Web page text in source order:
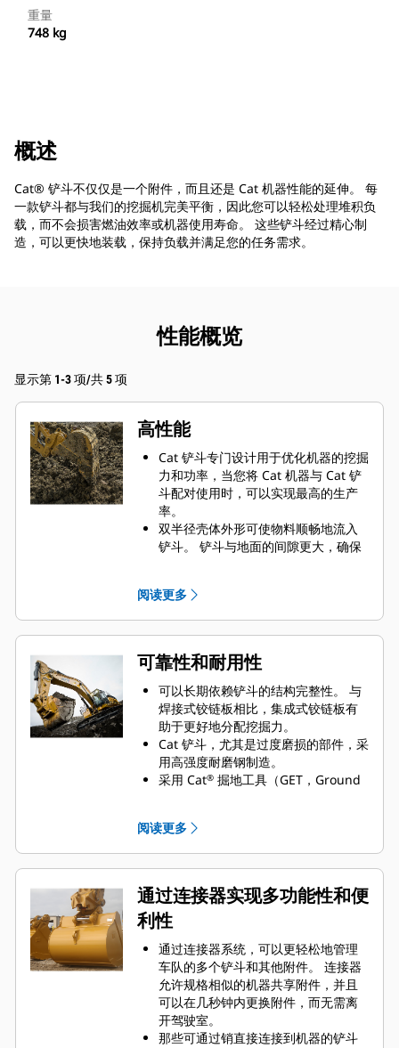
重量
748 kg
概述
Cat® 铲斗不仅仅是一个附件，而且还是 Cat 机器性能的延伸。 每
一款铲斗都与我们的挖掘机完美平衡，因此您可以轻松处理堆积负
载，而不会损害燃油效率或机器使用寿命。 这些铲斗经过精心制
造，可以更快地装载，保持负载并满足您的任务需求。
性能概览
显示第 1-3 项/共 5 项
高性能
Cat 铲斗专门设计用于优化机器的挖掘
力和功率，当您将 Cat 机器与 Cat 铲
斗配对使用时，可以实现最高的生产
率。
双半径壳体外形可使物料顺畅地流入
铲斗。 铲斗与地面的间隙更大，确保
油耗在挖掘过程中达到峰值。 Cat 铲
斗可以快速铲挖物料，提高了机器的
整体工作效率。
可在更短的时间内装载更多的物料。
对于每次装载，铲斗形状和侧挡板都
可将大部分物料保留在铲斗内。
阅读更多
可靠性和耐用性
可以长期依赖铲斗的结构完整性。 与
焊接式铰链板相比，集成式铰链板有
助于更好地分配挖掘力。
Cat 铲斗，尤其是过度磨损的部件，采
用高强度耐磨钢制造。
采用 Cat® 掘地工具（GET，Ground
铲刀有助于保护铲斗中最常接触和穿
过物料的部件。
通过为您的铲斗和应用组合选择正确
的 GET 来降低维护成本。
铲斗齿尖提供多种选择，确保适合您
的具体应用。 无论您需要获得平整的
挖掘底面还是挖掘坚硬、磨蚀性的物
料，总会有一款齿尖解决方案适合
您。
阅读更多
通过连接器实现多功能性和便
利性
通过连接器系统，可以更轻松地管理
车队的多个铲斗和其他附件。 连接器
允许规格相似的机器共享附件，并且
可以在几秒钟内更换附件，而无需离
开驾驶室。
那些可通过销直接连接到机器的铲斗